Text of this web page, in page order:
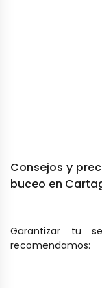
Consejos y
buceo en
Garantizar tu
recomendamos: